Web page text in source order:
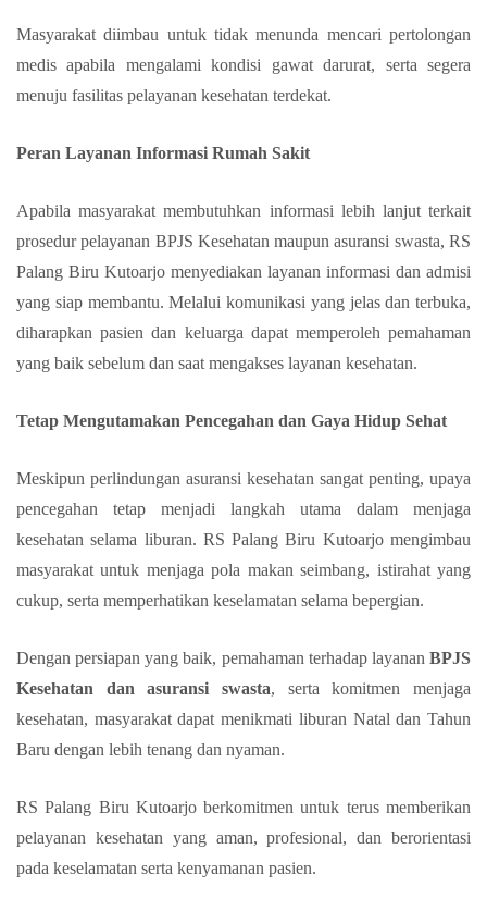
Masyarakat diimbau untuk tidak menunda mencari pertolongan
medis apabila mengalami kondisi gawat darurat, serta segera
menuju fasilitas pelayanan kesehatan terdekat.
Peran Layanan Informasi Rumah Sakit
Apabila masyarakat membutuhkan informasi lebih lanjut terkait
prosedur pelayanan BPJS Kesehatan maupun asuransi swasta, RS
Palang Biru Kutoarjo menyediakan layanan informasi dan admisi
yang siap membantu. Melalui komunikasi yang jelas dan terbuka,
diharapkan pasien dan keluarga dapat memperoleh pemahaman
yang baik sebelum dan saat mengakses layanan kesehatan.
Tetap Mengutamakan Pencegahan dan Gaya Hidup Sehat
Meskipun perlindungan asuransi kesehatan sangat penting, upaya
pencegahan tetap menjadi langkah utama dalam menjaga
kesehatan selama liburan. RS Palang Biru Kutoarjo mengimbau
masyarakat untuk menjaga pola makan seimbang, istirahat yang
cukup, serta memperhatikan keselamatan selama bepergian.
Dengan persiapan yang baik, pemahaman terhadap layanan BPJS
Kesehatan dan asuransi swasta, serta komitmen menjaga
kesehatan, masyarakat dapat menikmati liburan Natal dan Tahun
Baru dengan lebih tenang dan nyaman.
RS Palang Biru Kutoarjo berkomitmen untuk terus memberikan
pelayanan kesehatan yang aman, profesional, dan berorientasi
pada keselamatan serta kenyamanan pasien.